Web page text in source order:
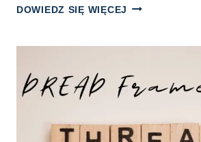
DOWIEDZ SIĘ WIĘCEJ CYBER
ATAKUJĄCYM,
CZYLI
KORZYSTAĆ